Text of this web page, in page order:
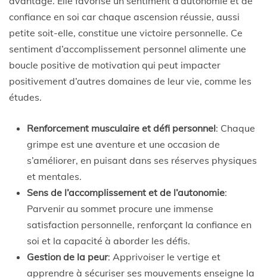
confiance en soi car chaque ascension réussie, aussi
petite soit-elle, constitue une victoire personnelle. Ce
sentiment d’accomplissement personnel alimente une
boucle positive de motivation qui peut impacter
positivement d’autres domaines de leur vie, comme les
études.
Renforcement musculaire et défi personnel: Chaque
grimpe est une aventure et une occasion de
s’améliorer, en puisant dans ses réserves physiques
et mentales.
Sens de l’accomplissement et de l’autonomie:
Parvenir au sommet procure une immense
satisfaction personnelle, renforçant la confiance en
soi et la capacité à aborder les défis.
Gestion de la peur: Apprivoiser le vertige et
apprendre à sécuriser ses mouvements enseigne la